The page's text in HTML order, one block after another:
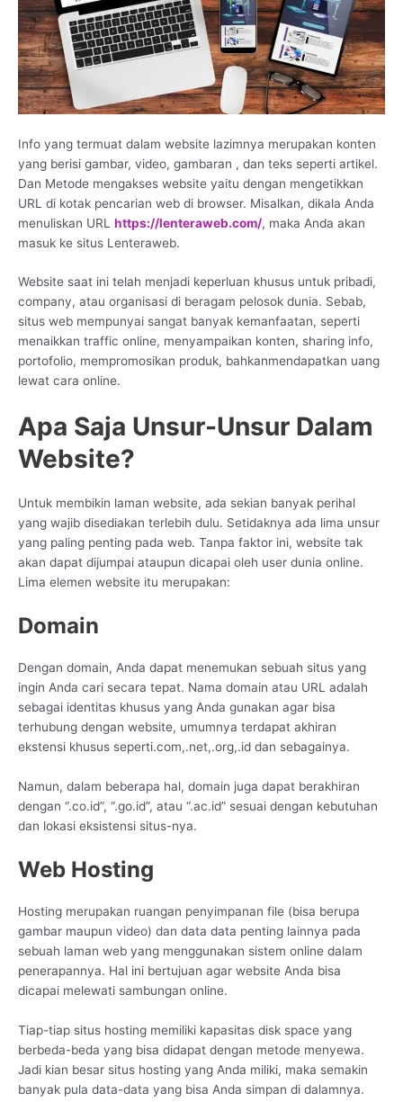
Info yang termuat dalam website lazimnya merupakan konten
yang berisi gambar, video, gambaran , dan teks seperti artikel.
Dan Metode mengakses website yaitu dengan mengetikkan
URL di kotak pencarian web di browser. Misalkan, dikala Anda
menuliskan URL https://lenteraweb.com/, maka Anda akan
masuk ke situs Lenteraweb.
Website saat ini telah menjadi keperluan khusus untuk pribadi,
company, atau organisasi di beragam pelosok dunia. Sebab,
situs web mempunyai sangat banyak kemanfaatan, seperti
menaikkan traffic online, menyampaikan konten, sharing info,
portofolio, mempromosikan produk, bahkanmendapatkan uang
lewat cara online.
Apa Saja Unsur-Unsur Dalam
Website?
Untuk membikin laman website, ada sekian banyak perihal
yang wajib disediakan terlebih dulu. Setidaknya ada lima unsur
yang paling penting pada web. Tanpa faktor ini, website tak
akan dapat dijumpai ataupun dicapai oleh user dunia online.
Lima elemen website itu merupakan:
Domain
Dengan domain, Anda dapat menemukan sebuah situs yang
ingin Anda cari secara tepat. Nama domain atau URL adalah
sebagai identitas khusus yang Anda gunakan agar bisa
terhubung dengan website, umumnya terdapat akhiran
ekstensi khusus seperti.com,.net,.org,.id dan sebagainya.
Namun, dalam beberapa hal, domain juga dapat berakhiran
dengan “.co.id”, “.go.id”, atau “.ac.id” sesuai dengan kebutuhan
dan lokasi eksistensi situs-nya.
Web Hosting
Hosting merupakan ruangan penyimpanan file (bisa berupa
gambar maupun video) dan data data penting lainnya pada
sebuah laman web yang menggunakan sistem online dalam
penerapannya. Hal ini bertujuan agar website Anda bisa
dicapai melewati sambungan online.
Tiap-tiap situs hosting memiliki kapasitas disk space yang
berbeda-beda yang bisa didapat dengan metode menyewa.
Jadi kian besar situs hosting yang Anda miliki, maka semakin
banyak pula data-data yang bisa Anda simpan di dalamnya.